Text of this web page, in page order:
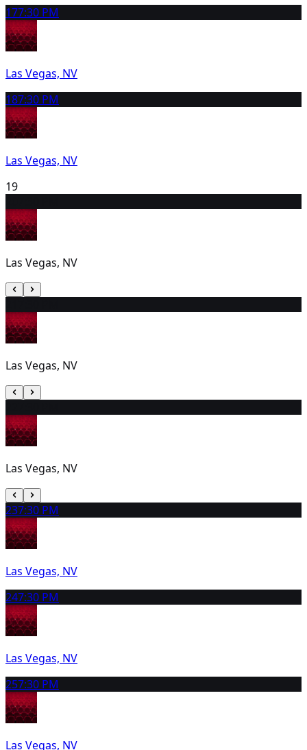
177:30 PM
Las Vegas, NV
187:30 PM
Las Vegas, NV
19
Las Vegas, NV
Las Vegas, NV
Las Vegas, NV
237:30 PM
Las Vegas, NV
247:30 PM
Las Vegas, NV
257:30 PM
Las Vegas, NV